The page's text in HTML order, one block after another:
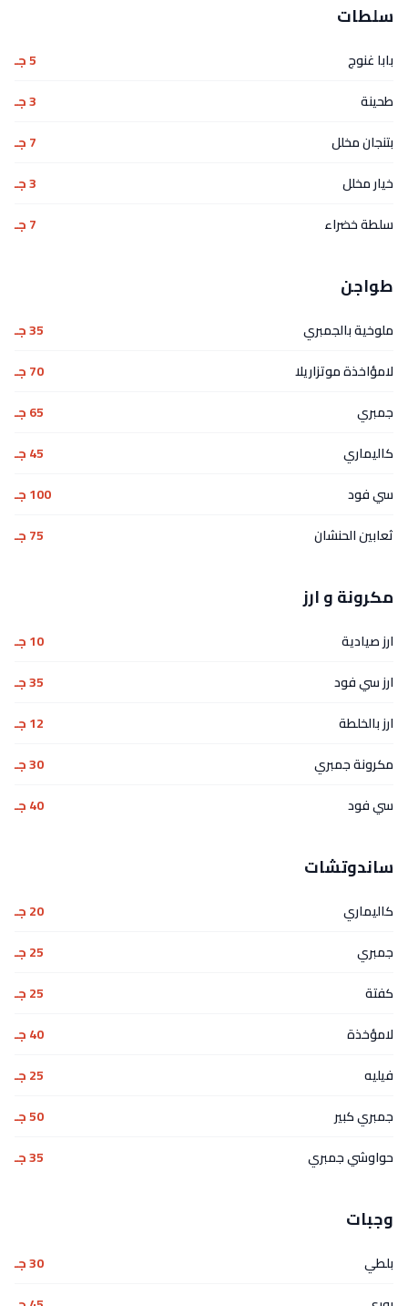
سلطات
بابا غنوج
5 جـ
طحينة
3 جـ
بتنجان مخلل
7 جـ
خيار مخلل
3 جـ
سلطة خضراء
7 جـ
طواجن
ملوخية بالجمبري
35 جـ
لامؤاخذة موتزاريلا
70 جـ
جمبري
65 جـ
كاليماري
45 جـ
سي فود
100 جـ
ثعابين الحنشان
75 جـ
مكرونة و ارز
ارز صيادية
10 جـ
ارز سي فود
35 جـ
ارز بالخلطة
12 جـ
مكرونة جمبري
30 جـ
سي فود
40 جـ
ساندوتشات
كاليماري
20 جـ
جمبري
25 جـ
كفتة
25 جـ
لامؤخذة
40 جـ
فيليه
25 جـ
جمبري كبير
50 جـ
حواوشي جمبري
35 جـ
وجبات
بلطي
30 جـ